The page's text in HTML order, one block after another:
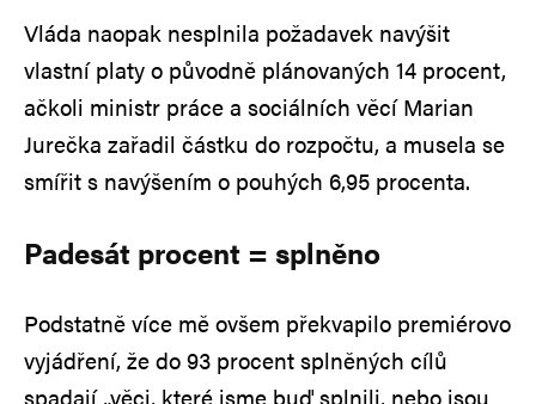
Vláda naopak nesplnila požadavek navýšit
vlastní platy o původně plánovaných 14 procent,
ačkoli ministr práce a sociálních věcí Marian
Jurečka zařadil částku do rozpočtu, a musela se
smířit s navýšením o pouhých 6,95 procenta.
Padesát procent = splněno
Podstatně více mě ovšem překvapilo premiérovo
vyjádření, že do 93 procent splněných cílů
spadají „věci, které jsme buď splnili, nebo jsou